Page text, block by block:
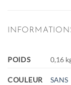
POIDS 0,16
COULEUR SANS